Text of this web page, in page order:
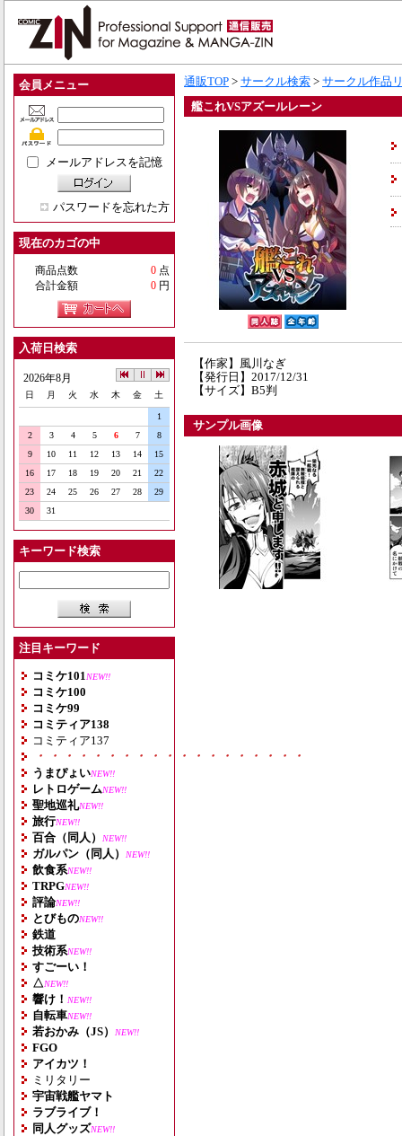
会員メニュー
メールアドレスを記憶
パスワードを忘れた方
現在のカゴの中
商品点数 0 点
合計金額
0 円
入荷日検索
2026年8月
日 月 火 水 木 金 土
1
2
3 4 5 6 7
8
9
10 11 12 13 14
15
16
17 18 19 20 21
22
23
24 25 26 27 28
29
30
31
キーワード検索
注目キーワード
コミケ101 NEW!!
コミケ100
コミケ99
コミティア138
コミティア137
・・・・・・・・・・・・・・・・・・・
うまぴょいNEW!!
レトロゲームNEW!!
聖地巡礼NEW!!
旅行NEW!!
百合（同人） NEW!!
ガルパン（同人） NEW!!
飲食系NEW!!
TRPGNEW!!
評論NEW!!
とびものNEW!!
鉄道
技術系NEW!!
すごーい！
△NEW!!
響け！ NEW!!
自転車NEW!!
若おかみ（JS） NEW!!
FGO
アイカツ！
ミリタリー
宇宙戦艦ヤマト
ラブライブ！
同人グッズNEW!!
通販TOP > サークル検索 > サークル作品
艦これVSアズールレーン
【作家】風川なぎ
【発行日】2017/12/31
【サイズ】B5判
サンプル画像